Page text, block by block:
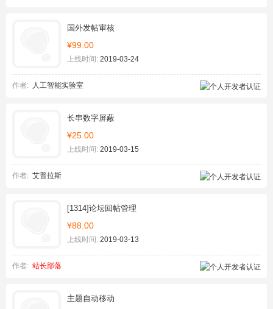
国外发帖审核
¥99.00
上线时间: 2019-03-24
作者: 人工智能实验室
长串数字屏蔽
¥25.00
上线时间: 2019-03-15
作者: 艾普拉斯
[1314]论坛回帖管理
¥88.00
上线时间: 2019-03-13
作者: 站长部落
主题自动移动